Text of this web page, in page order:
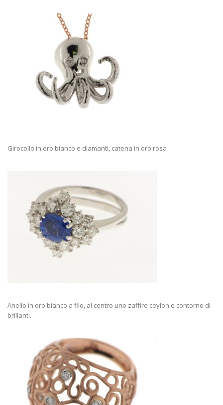
Girocollo in oro bianco e diamanti, catena in oro rosa
Anello in oro bianco a filo, al centro uno zaffiro ceylon e contorno di
brillanti.